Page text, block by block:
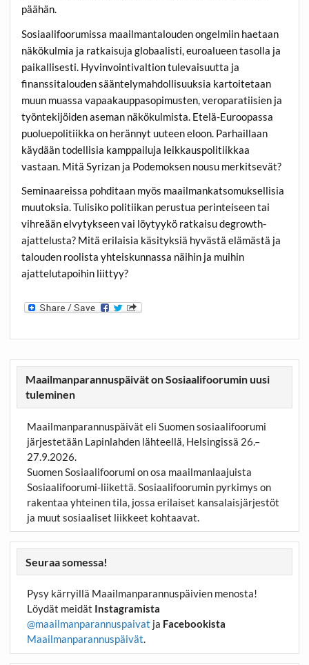
päähän.
Sosiaalifoorumissa maailmantalouden ongelmiin haetaan
näkökulmia ja ratkaisuja globaalisti, euroalueen tasolla ja
paikallisesti. Hyvinvointivaltion tulevaisuutta ja
finanssitalouden sääntelymahdollisuuksia kartoitetaan
muun muassa vapaakauppasopimusten, veroparatiisien ja
työntekijöiden aseman näkökulmista. Etelä-Euroopassa
puoluepolitiikka on herännyt uuteen eloon. Parhaillaan
käydään todellisia kamppailuja leikkauspolitiikkaa
vastaan. Mitä Syrizan ja Podemoksen nousu merkitsevät?
Seminaareissa pohditaan myös maailmankatsomuksellisia
muutoksia. Tulisiko politiikan perustua perinteiseen tai
vihreään elvytykseen vai löytyykö ratkaisu degrowth-
ajattelusta? Mitä erilaisia käsityksiä hyvästä elämästä ja
talouden roolista yhteiskunnassa näihin ja muihin
ajattelutapoihin liittyy?
Maailmanparannuspäivät on Sosiaalifoorumin uusi
tuleminen
Maailmanparannuspäivät eli Suomen sosiaalifoorumi
järjestetään Lapinlahden lähteellä, Helsingissä 26.–
27.9.2026.
Suomen Sosiaalifoorumi on osa maailmanlaajuista
Sosiaalifoorumi-liikettä. Sosiaalifoorumin pyrkimys on
rakentaa yhteinen tila, jossa erilaiset kansalaisjärjestöt
ja muut sosiaaliset liikkeet kohtaavat.
Seuraa somessa!
Pysy kärryillä Maailmanparannuspäivien menosta!
Löydät meidät Instagramista
@maailmanparannuspaivat ja Facebookista
Maailmanparannuspäivät.